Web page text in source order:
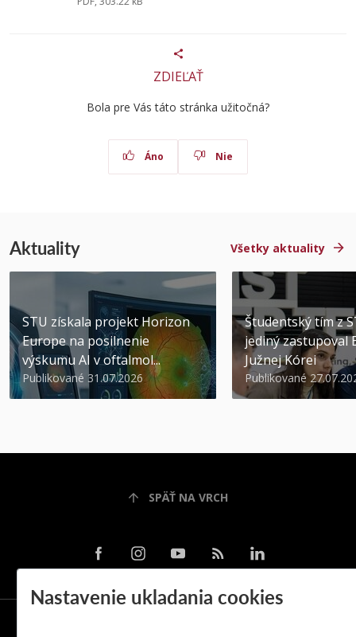
ZDIEĽAŤ
Bola pre Vás táto stránka užitočná?
Áno Nie
Aktuality Všetky aktuality
STU získala projekt Horizon
Europe na posilnenie
výskumu AI v oftalmol...
Publikované 31.07.2026
Študentský tím z
jediný zastupoval
Južnej Kórei
Publikované
SPÄŤ NA VRCH
Nastavenie ukladania cookies